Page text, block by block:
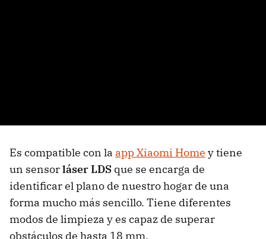
Es compatible con la app Xiaomi Home y tiene
un sensorláser LDS que se encarga de
identificar el plano de nuestro hogar de una
forma mucho más sencillo. Tiene diferentes
modos de limpieza y es capaz de superar
obstáculos de hasta 18 mm.